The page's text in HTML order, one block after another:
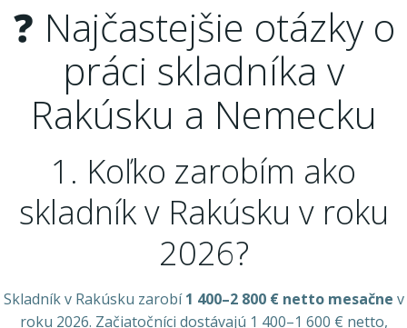
❓ Najčastejšie otázky o
práci skladníka v
Rakúsku a Nemecku
1. Koľko zarobím ako
skladník v Rakúsku v roku
2026?
Skladník v Rakúsku zarobí1 400–2 800 € netto mesačne v
roku 2026. Začiatočníci dostávajú 1 400–1 600 € netto,